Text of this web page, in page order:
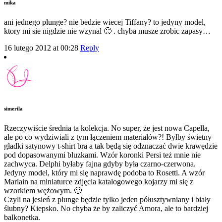
mika
ani jednego plunge? nie bedzie wiecej Tiffany? to jedyny model,
ktory mi sie nigdzie nie wzynal 🙁 . chyba musze zrobic zapasy…
16 lutego 2012 at 00:28 Reply
simerila
Rzeczywiście średnia ta kolekcja. No super, że jest nowa Capella,
ale po co wydziwiali z tym łączeniem materiałów?! Byłby świetny
gładki satynowy t-shirt bra a tak będą się odznaczać dwie krawędzie
pod dopasowanymi bluzkami. Wzór koronki Persi też mnie nie
zachwyca. Delphi byłaby fajna gdyby była czarno-czerwona.
Jedyny model, który mi się naprawdę podoba to Rosetti. A wzór
Marlain na miniaturce zdjęcia katalogowego kojarzy mi się z
wzorkiem wężowym. 🙂
Czyli na jesień z plunge będzie tylko jeden półusztywniany i biały
ślubny? Kiepsko. No chyba że by zaliczyć Amora, ale to bardziej
balkonetka.